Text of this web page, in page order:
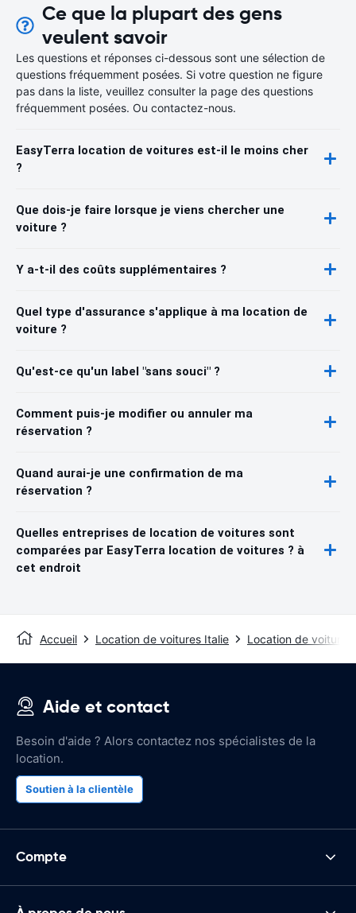
Ce que la plupart des gens
veulent savoir
Les questions et réponses ci-dessous sont une sélection de
questions fréquemment posées. Si votre question ne figure
pas dans la liste, veuillez consulter la page des questions
fréquemment posées. Ou contactez-nous.
EasyTerra location de voitures est-il le moins cher
?
Que dois-je faire lorsque je viens chercher une
voiture ?
Y a-t-il des coûts supplémentaires ?
Quel type d'assurance s'applique à ma location de
voiture ?
Qu'est-ce qu'un label "sans souci" ?
Comment puis-je modifier ou annuler ma
réservation ?
Quand aurai-je une confirmation de ma
réservation ?
Quelles entreprises de location de voitures sont
comparées par EasyTerra location de voitures ? à
cet endroit
Accueil Location de voitures Italie Location de voitures
Aide et contact
Besoin d'aide ? Alors contactez nos spécialistes de la
location.
Soutien à la clientèle
Compte